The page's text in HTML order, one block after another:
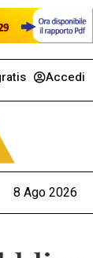
Accedi
8 Ago 2026